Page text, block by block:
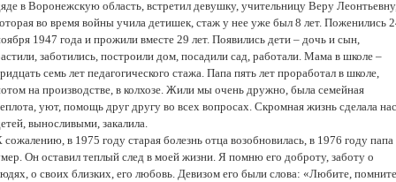
в Воронежскую область, встретил девушку, учительницу Веру
во время войны учила детишек, стаж у нее уже был 8 лет. Поженились
1947 года и прожили вместе 29 лет. Появились дети – дочь и сын,
заботились, построили дом, посадили сад, работали. Мама в школе –
семь лет педагогического стажа. Папа пять лет проработал в школе,
на производстве, в колхозе. Жили мы очень дружно, была семейная
уют, помощь друг другу во всех вопросах. Скромная жизнь сделала
выносливыми, закалила.
сожалению, в 1975 году старая болезнь отца возобновилась, в 1976 году папа
Он оставил теплый след в моей жизни. Я помню его доброту, заботу о
о своих близких, его любовь. Девизом его были слова: «Любите,